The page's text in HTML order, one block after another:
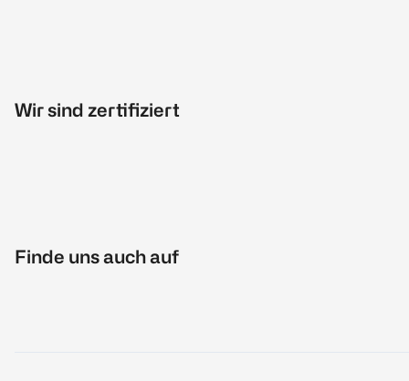
Wir sind zertifiziert
Finde uns auch auf